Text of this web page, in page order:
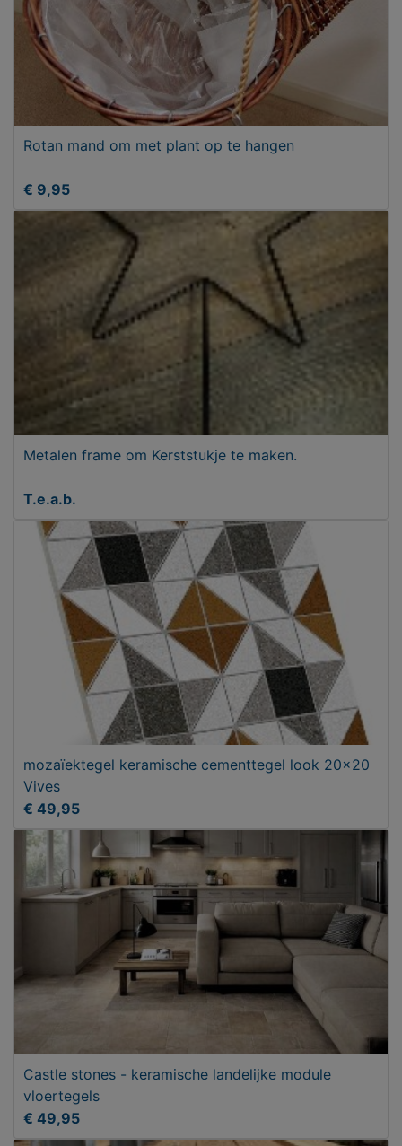
Rotan mand om met plant op te hangen
€ 9,95
Metalen frame om Kerststukje te maken.
T.e.a.b.
mozaïektegel keramische cementtegel look 20x20
Vives
€ 49,95
Castle stones - keramische landelijke module
vloertegels
€ 49,95